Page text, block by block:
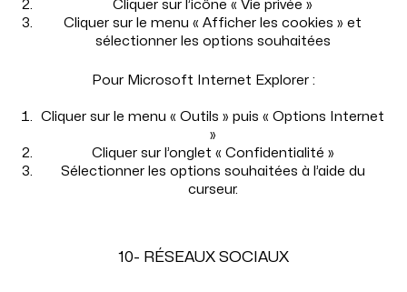
Cliquer sur l’icône « Vie privée »
Cliquer sur le menu « Afficher les cookies » et
sélectionner les options souhaitées
Pour Microsoft Internet Explorer :
Cliquer sur le menu « Outils » puis « Options Internet
»
Cliquer sur l’onglet « Confidentialité »
Sélectionner les options souhaitées à l’aide du
curseur.
10- RÉSEAUX SOCIAUX